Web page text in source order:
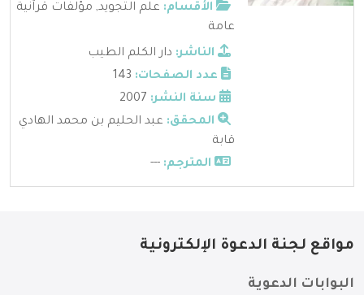
الأقسام: علم التجويد, مؤلفات قرآنية
عامة
الناشر: دار الكلم الطيب
عدد الصفحات:
سنة النشر:
المحقق: عبد الحليم بن محمد الهادي
قابة
المترجم: ---
مواقع لجنة الدعوة الإلكترونية
البوابات الدعوية